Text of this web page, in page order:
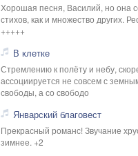
Хорошая песня, Василий, но она
стихов, как и множество других.
+++++
В клетке
Стремлению к полёту и небу,
ассоциируется не совсем с
свободы, а со свободо
Январский благовест
Прекрасный романс! Звучание
зимнее. +2